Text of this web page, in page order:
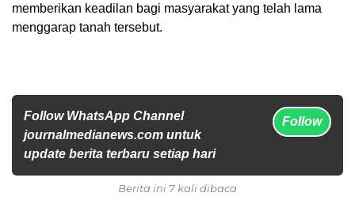
memberikan keadilan bagi masyarakat yang telah lama
menggarap tanah tersebut.
Follow WhatsApp Channel
journalmedianews.com untuk
update berita terbaru setiap hari
Follow
Berita ini 7 kali dibaca